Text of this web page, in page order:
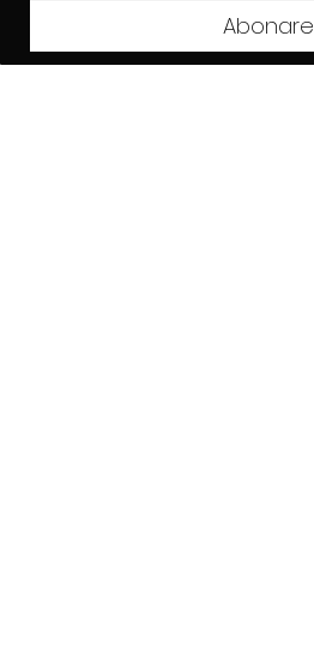
Abonare